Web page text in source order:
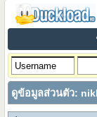
ดูข้อมูลส่วนตัว: